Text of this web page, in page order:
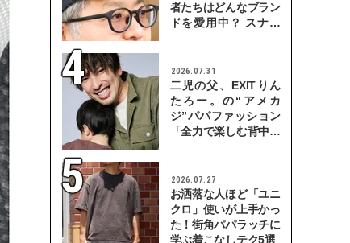
者たちはどんなブラン
ドを愛用中？ スナッ
2026.07.31
二児の父、EXITりん
たろー。の“アメカ
ジ”パパファッション
「全力で楽しむ背中を
2026.07.27
お洒落な人ほど「ユニ
クロ」使いが上手かっ
た！街角パパラッチに
学ぶ着こなしテク5選